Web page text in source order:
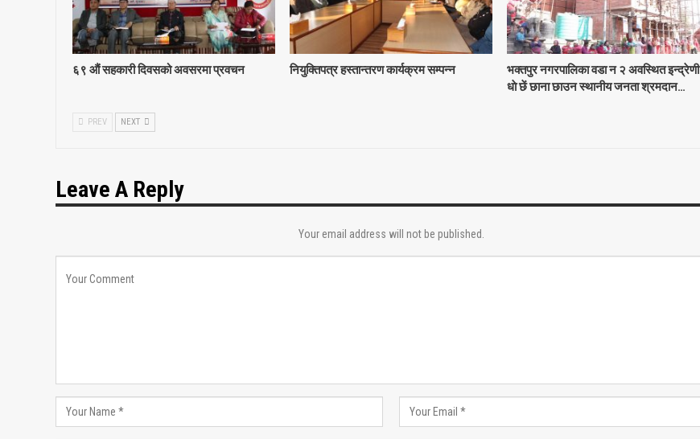
६९ ‍औं सहकारी दिवसको अवसरमा प्रवचन नियुक्तिपत्र हस्तान्तरण कार्यक्रम सम्पन्न
भक्तपुर नगरपालिका वडा न २ अवस्थित इन्द्रेणी
धाे छें छाना छाउन स्थानीय जनता श्रमदान…
PREV NEXT
Leave A Reply
Your email address will not be published.